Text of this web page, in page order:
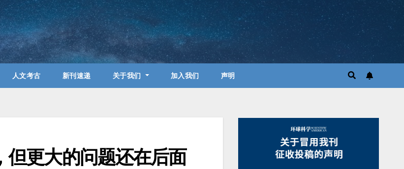
人文考古 新刊速递 关于我们 加入我们 声明
更大的问题还在后面